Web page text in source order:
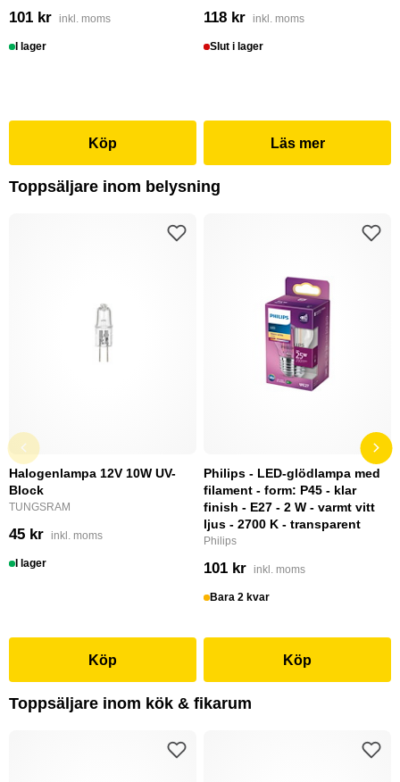
101 kr inkl. moms
I lager
Köp
118 kr inkl. moms
Slut i lager
Läs mer
Toppsäljare inom belysning
Halogenlampa 12V 10W UV-
Block
TUNGSRAM
45 kr inkl. moms
I lager
Köp
Philips - LED-glödlampa med
filament - form: P45 - klar
finish - E27 - 2 W - varmt vitt
ljus - 2700 K - transparent
Philips
101 kr inkl. moms
Bara 2 kvar
Köp
Toppsäljare inom kök & fikarum